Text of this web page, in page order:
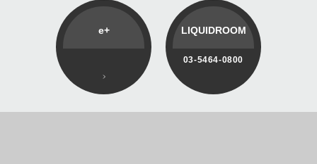
e+ LIQUIDROOM
03-5464-0800